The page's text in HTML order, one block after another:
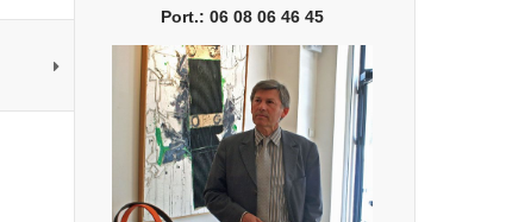
Port.: 06 08 06 46 45